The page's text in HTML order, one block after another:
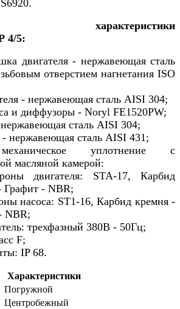
характеристики
4/5:
двигателя - нержавеющая сталь
отверстием нагнетания ISO
- нержавеющая сталь AISI 304;
и диффузоры - Noryl FE1520PW;
нержавеющая сталь AISI 304;
- нержавеющая сталь AISI 431;
уплотнение с
масляной камерой:
двигателя: STA-17, Карбид
Графит - NBR;
насоса: ST1-16, Карбид кремня -
NBR;
трехфазный 380В - 50Гц;
F;
IP 68.
Характеристики
Погружной
Центробежный